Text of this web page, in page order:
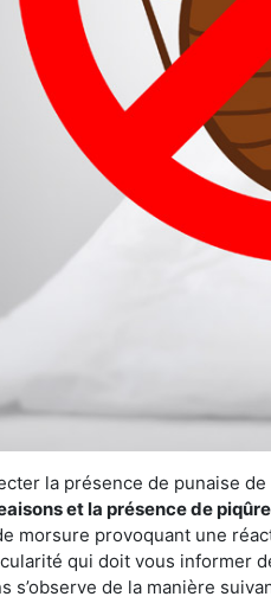
la présence de punaise
et la présence de
morsure provoquant une
qui doit vous informer
s’observe de la manière